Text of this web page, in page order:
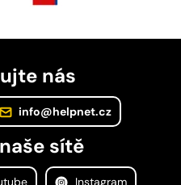
nás
info@helpnet.cz
sítě
Instagram